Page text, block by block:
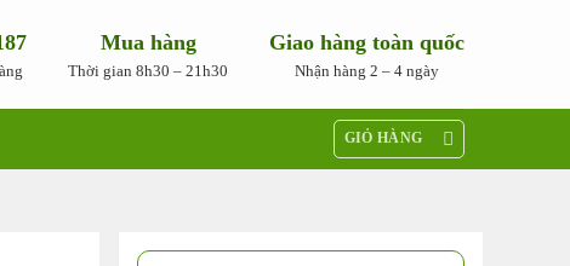
Mua hàng
Thời gian 8h30 – 21h30
Giao hàng toàn quốc
Nhận hàng 2 – 4 ngày
GIỎ HÀNG